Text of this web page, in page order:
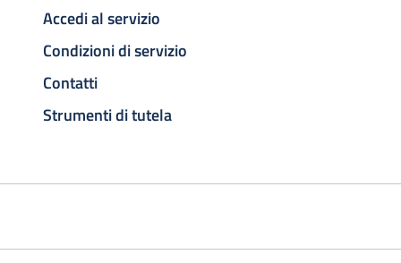
Accedi al servizio
Condizioni di servizio
Contatti
Strumenti di tutela